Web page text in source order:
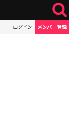
ログイン メンバー登録